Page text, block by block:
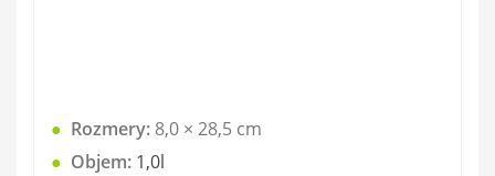
● Rozmery: 8,0 × 28,5 cm
● Objem: 1,0l